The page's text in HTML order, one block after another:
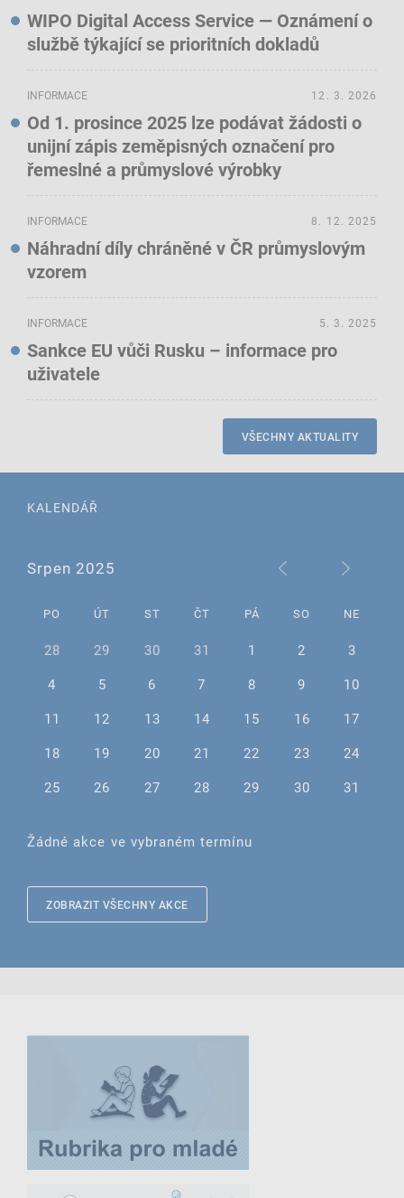
WIPO Digital Access Service — Oznámení o
službě týkající se prioritních dokladů
INFORMACE
Od 1. prosince 2025 lze podávat žádosti o
unijní zápis zeměpisných označení pro
řemeslné a průmyslové výrobky
12. 3. 2026
INFORMACE
Náhradní díly chráněné v ČR průmyslovým
vzorem
8. 12. 2025
INFORMACE
Sankce EU vůči Rusku – informace pro
uživatele
5. 3. 2025
VŠECHNY AKTUALITY
KALENDÁŘ
Srpen 2025
PO ÚT ST ČT PÁ SO NE
28 29 30 31 1 2
3
4
5 6 7 8 9
10
11
12 13 14 15 16
17
18
19 20 21 22 23
24
25
26 27 28 29 30 31
Žádné akce ve vybraném termínu
ZOBRAZIT VŠECHNY AKCE